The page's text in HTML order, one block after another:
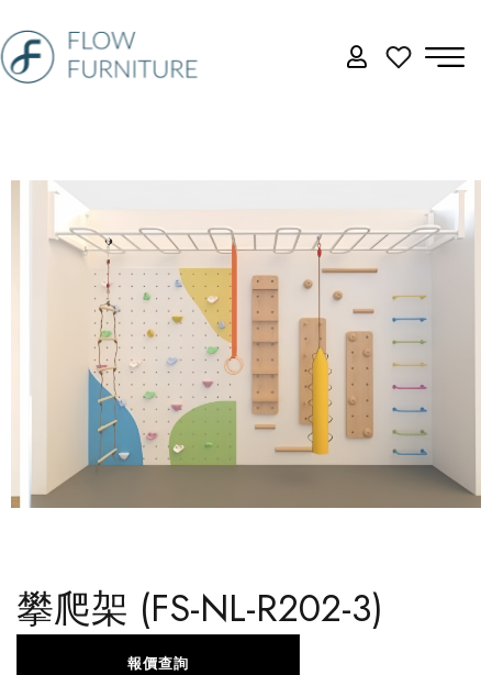
攀爬架 (FS-NL-R202-3)
報價查詢